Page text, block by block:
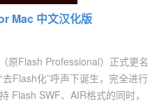
Mac 中文汉化版
原Flash Professional）正式更名
Flash化”呼声下诞生，完全进行
Flash SWF、AIR格式的同时，